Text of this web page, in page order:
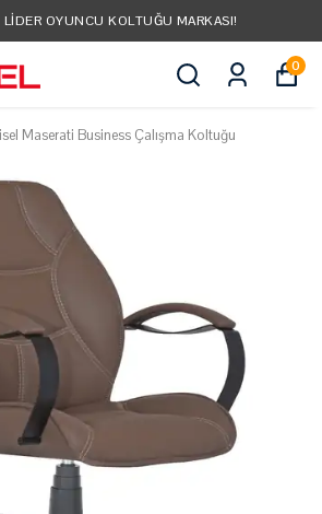
MARKASI!
0
Maserati Business Çalışma Koltuğu